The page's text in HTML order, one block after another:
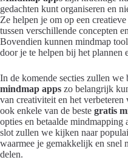
gedachten kunt organiseren en
Ze helpen je om op een
tussen verschillende concepten
Bovendien kunnen mindmap
door je te helpen bij het plannen
In de komende secties zullen we
mindmap apps zo belangrijk
van creativiteit en het
ook enkele van de beste gratis
opties en betaalde
slot zullen we kijken naar
waarmee je gemakkelijk en snel
delen.